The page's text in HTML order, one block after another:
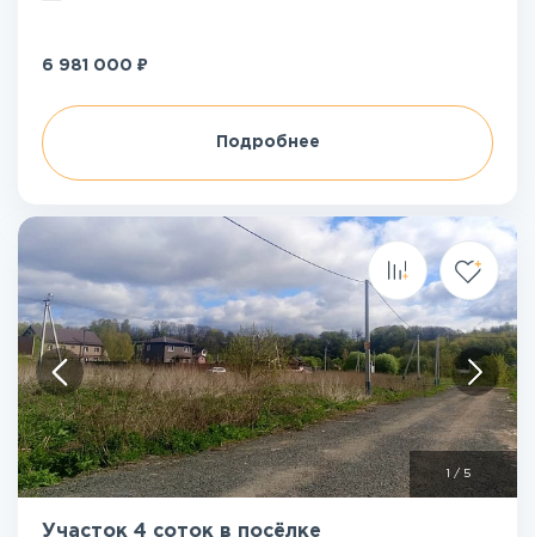
6 981 000 ₽
Подробнее
/ 5
Участок 4 соток в посёлке